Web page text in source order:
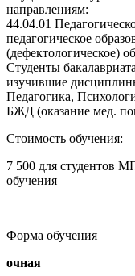
направлениям:
44.04.01
педагогическое
(дефектологическое)
Студенты
изучившие
Педагогика,
БЖД (оказание мед.
Стоимость обучения:
7 500 для студентов
обучения
Форма обучения
очная